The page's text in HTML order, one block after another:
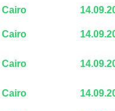
Cairo
Cairo
Cairo
Cairo